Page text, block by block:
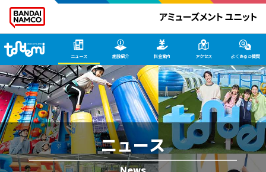
ニュース 施設紹介 料金案内 アクセス よくあるご質問
ニュース